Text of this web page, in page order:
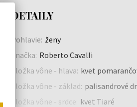
DETAILY
Pohlavie: ženy
Značka: Roberto Cavalli
Zložka vône - hlava: kvet
Zložka vône - základ: palisandrové
Zložka vône - srdce: kvet Tiaré